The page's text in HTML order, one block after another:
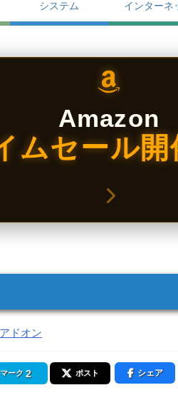
システム インターネ
Amazon
ムセール開
ドオン
ーク 2 ポスト シェア